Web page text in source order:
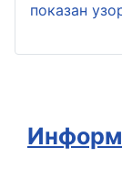
показан